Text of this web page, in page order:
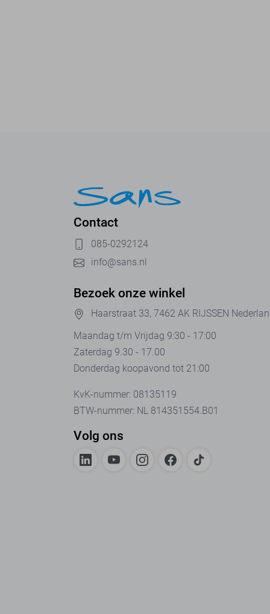
Contact
085-0292124
info@sans.nl
Bezoek onze winkel
Haarstraat 33, 7462 AK RIJSSEN
Maandag t/m Vrijdag 9:30 - 17:00
Zaterdag 9.30 - 17.00
Donderdag koopavond tot 21:00
KvK-nummer: 08135119
BTW-nummer: NL 814351554.B01
Volg ons